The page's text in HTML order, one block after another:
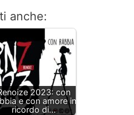
anche:
2023: con
e con amore in
ricordo di…